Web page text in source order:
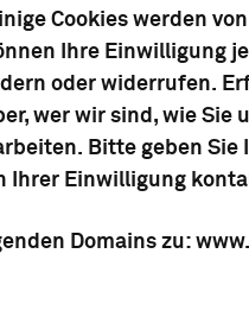
Cookies werden
Ihre Einwilligung
oder widerrufen.
wer wir sind, wie Sie
Bitte geben
Ihrer Einwilligung
Domains zu: